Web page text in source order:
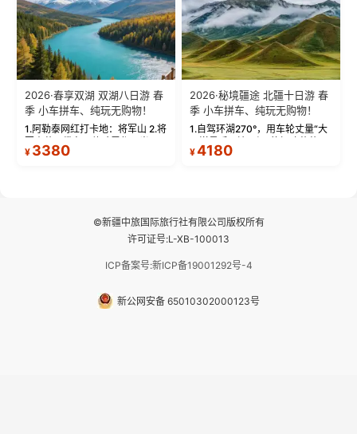
2026·春享双湖 双湖八日游 春
季 小车拼车、纯玩无购物！
1.阿勒泰网红打卡地：将军山 2.将
将军山，夕阳派对，蹦迪party 4.
¥ 3380
2026·秘境疆途 北疆十日游 春
季 小车拼车、纯玩无购物！
1.自驾环湖270°，用车轮丈量“大
让雪山、花海与深邃湖水在转弯
¥4180
©新疆中旅国际旅行社有限公司版权所有
许可证号:L-XB-100013
ICP备案号:新ICP备19001292号-4
新公网安备 65010302000123号